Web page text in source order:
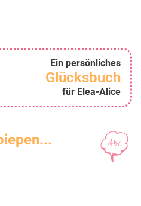
Ein persönliches
Glücksbuch
für Elea-Alice